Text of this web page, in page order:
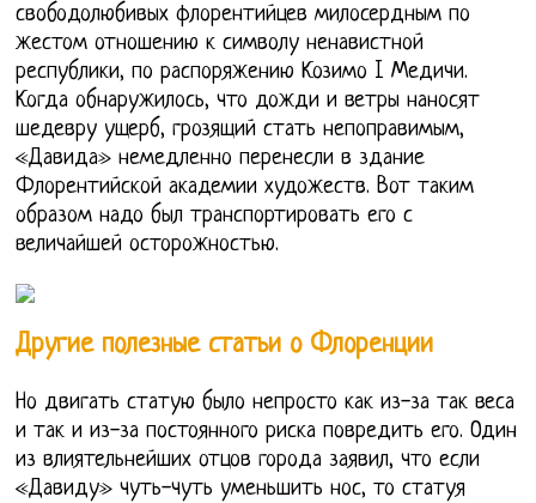
свободолюбивых флорентийцев милосердным по
жестом отношению к символу ненавистной
республики, по распоряжению Козимо I Медичи.
Когда обнаружилось, что дожди и ветры наносят
шедевру ущерб, грозящий стать непоправимым,
«Давида» немедленно перенесли в здание
Флорентийской академии художеств. Вот таким
образом надо был транспортировать его с
величайшей осторожностью.
Другие полезные статьи о Флоренции
Но двигать статую было непросто как из-за так веса
и так и из-за постоянного риска повредить его. Один
из влиятельнейших отцов города заявил, что если
«Давиду» чуть-чуть уменьшить нос, то статуя